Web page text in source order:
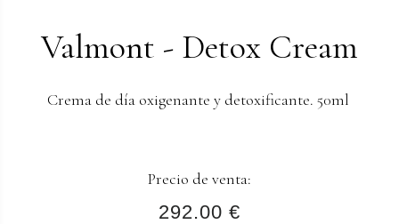
Valmont - Detox Cream
Crema de día oxigenante y detoxificante. 50ml
Precio de venta:
292.00 €